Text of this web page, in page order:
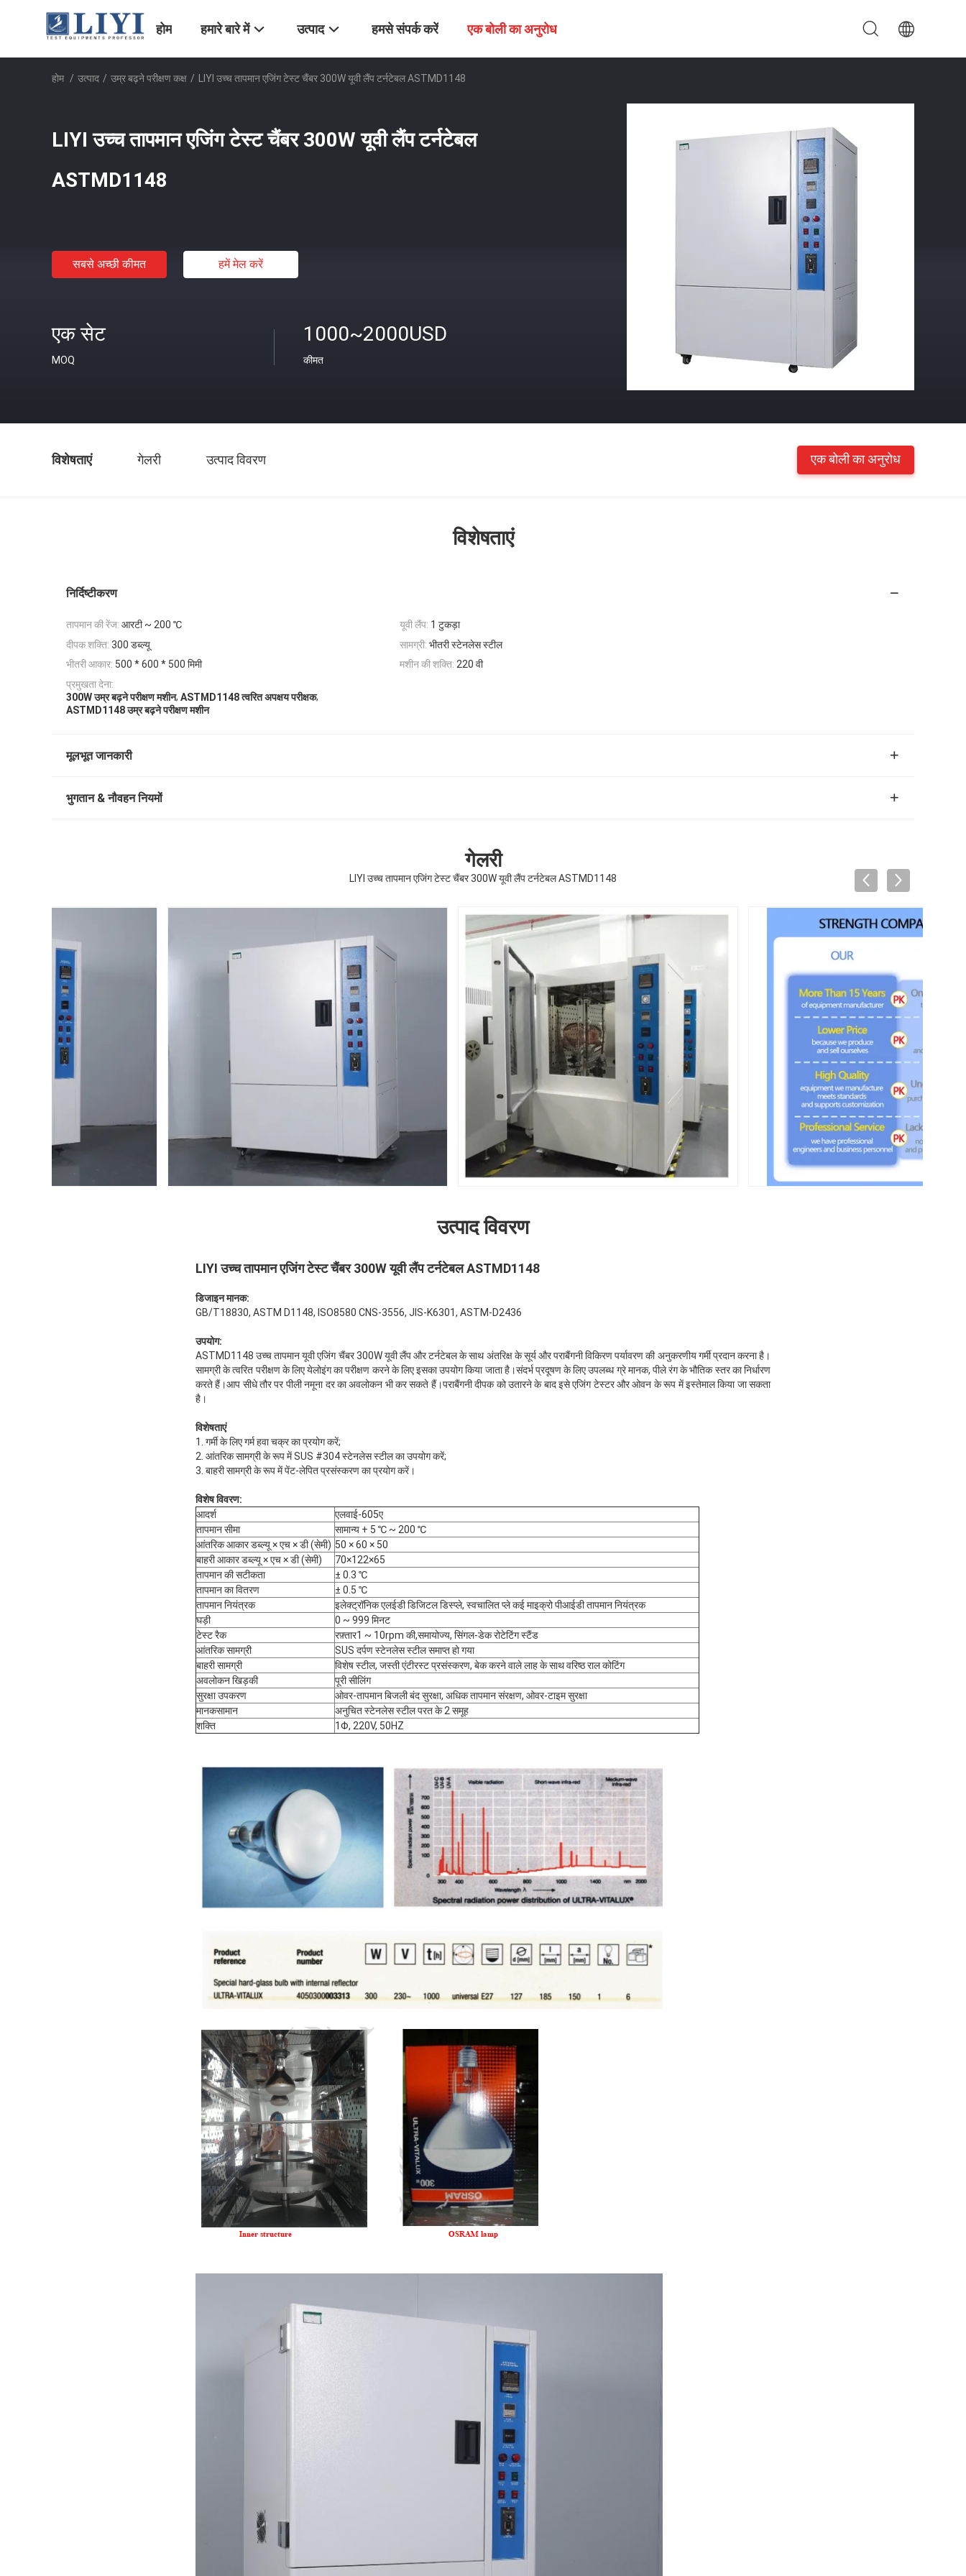
होम हमारे बारे में उत्पाद हमसे संपर्क करें एक बोली का अनुरोध
होम / उत्पाद / उम्र बढ़ने परीक्षण कक्ष / LIYI उच्च तापमान एजिंग टेस्ट चैंबर 300W यूवी लैंप टर्नटेबल ASTMD1148
LIYI उच्च तापमान एजिंग टेस्ट चैंबर 300W यूवी लैंप टर्नटेबल
ASTMD1148
सबसे अच्छी कीमत हमें मेल करें
एक सेट
MOQ
1000~2000USD
कीमत
विशेषताएं गेलरी उत्पाद विवरण एक बोली का अनुरोध
विशेषताएं
निर्दिष्टीकरण
तापमान की रेंज: आरटी ~ 200 ℃ यूवी लैंप: 1 टुकड़ा
दीपक शक्ति: 300 डब्ल्यू सामग्री: भीतरी स्टेनलेस स्टील
भीतरी आकार: 500 * 600 * 500 मिमी मशीन की शक्ति: 220 वी
प्रमुखता देना:
300W उम्र बढ़ने परीक्षण मशीन, ASTMD1148 त्वरित अपक्षय परीक्षक,
ASTMD1148 उम्र बढ़ने परीक्षण मशीन
मूलभूत जानकारी
भुगतान & नौवहन नियमों
गेलरी
LIYI उच्च तापमान एजिंग टेस्ट चैंबर 300W यूवी लैंप टर्नटेबल ASTMD1148
उत्पाद विवरण
LIYI उच्च तापमान एजिंग टेस्ट चैंबर 300W यूवी लैंप टर्नटेबल ASTMD1148
डिजाइन मानक:
GB/T18830, ASTM D1148, ISO8580 CNS-3556, JIS-K6301, ASTM-D2436
उपयोग:
ASTMD1148 उच्च तापमान यूवी एजिंग चैंबर 300W यूवी लैंप और टर्नटेबल के साथ अंतरिक्ष के सूर्य और पराबैंगनी विकिरण पर्यावरण की अनुकरणीय गर्मी प्रदान करना है।
सामग्री के त्वरित परीक्षण के लिए येलोइंग का परीक्षण करने के लिए इसका उपयोग किया जाता है।संदर्भ प्रदूषण के लिए उपलब्ध ग्रे मानक, पीले रंग के भौतिक स्तर का निर्धारण
करते हैं।आप सीधे तौर पर पीली नमूना दर का अवलोकन भी कर सकते हैं।पराबैंगनी दीपक को उतारने के बाद इसे एजिंग टेस्टर और ओवन के रूप में इस्तेमाल किया जा सकता
है।
विशेषताएं
1. गर्मी के लिए गर्म हवा चक्र का प्रयोग करें;
2. आंतरिक सामग्री के रूप में SUS #304 स्टेनलेस स्टील का उपयोग करें;
3. बाहरी सामग्री के रूप में पेंट-लेपित प्रसंस्करण का प्रयोग करें।
विशेष विवरण:
आदर्श
एलवाई-605ए
तापमान सीमा
सामान्य + 5 ℃ ~ 200 ℃
आंतरिक आकार डब्ल्यू × एच × डी (सेमी) 50 × 60 × 50
बाहरी आकार डब्ल्यू × एच × डी (सेमी)
70×122×65
तापमान की सटीकता
± 0.3 ℃
तापमान का वितरण
± 0.5 ℃
तापमान नियंत्रक
इलेक्ट्रॉनिक एलईडी डिजिटल डिस्प्ले, स्वचालित प्ले कई माइक्रो पीआईडी ​​​​तापमान नियंत्रक
घड़ी
0 ~ 999 मिनट
टेस्ट रैक
रफ़्तार1 ~ 10rpm की,समायोज्य, सिंगल-डेक रोटेटिंग स्टैंड
आंतरिक सामग्री
SUS दर्पण स्टेनलेस स्टील समाप्त हो गया
बाहरी सामग्री
विशेष स्टील, जस्ती एंटीरस्ट प्रसंस्करण, बेक करने वाले लाह के साथ वरिष्ठ राल कोटिंग
अवलोकन खिड़की
पूरी सीलिंग
सुरक्षाउपकरण
ओवर-तापमान बिजली बंद सुरक्षा, अधिक तापमान संरक्षण, ओवर-टाइम सुरक्षा
मानकसामान
अनुचित स्टेनलेस स्टील परत के 2 समूह
शक्ति
1Φ, 220V, 50HZ